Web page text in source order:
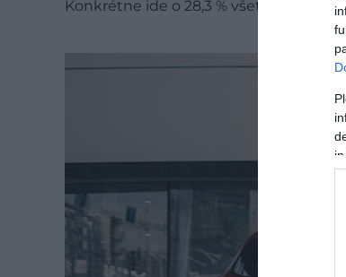
Konkrétne ide o 28,3 % všetkých